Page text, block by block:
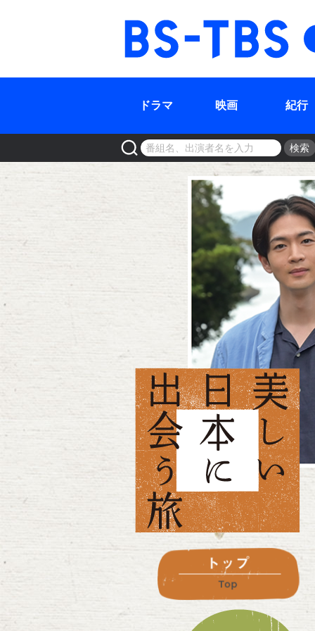
BS-TBS
ドラマ 映画 紀行
検索